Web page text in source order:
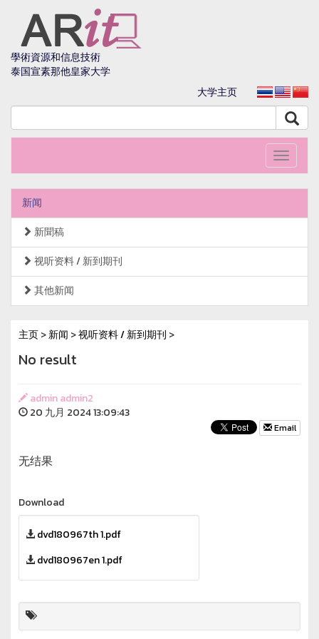
學術資源和信息技術
泰国宣素那他皇家大学
大学主页
Toggle
新闻
新聞稿
视听资料 / 新到期刊
其他新闻
主页>新闻 >视听资料 / 新到期刊 >
No result
admin admin2
20 九月 2024 13:09:43
Email
无结果
Download
dvd180967th 1.pdf
dvd180967en 1.pdf